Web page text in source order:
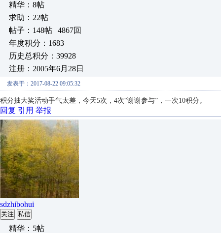
精华：8帖
求助：22帖
帖子：148帖 | 4867回
年度积分：1683
历史总积分：39928
注册：2005年6月28日
发表于：2017-08-22 09:05:32
积分抽大奖活动手气太差，今天5次，4次“谢谢参与”，一次10积分。
回复 引用 举报
sdzhibohui
关注 私信
精华：5帖